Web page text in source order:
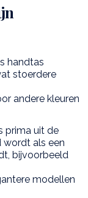
handtas
stoerdere
andere kleuren
prima uit de
als een
bijvoorbeeld
modellen